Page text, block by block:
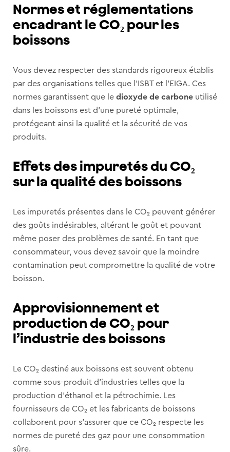
Normes et réglementations
encadrant le CO₂ pour les
boissons
Vous devez respecter des standards rigoureux établis
par des organisations telles que l’ISBT et l’EIGA. Ces
normes garantissent que le dioxyde de carboneutilisé
dans les boissons est d’une pureté optimale,
protégeant ainsi la qualité et la sécurité de vos
produits.
Effets des impuretés du CO₂
sur la qualité des boissons
Les impuretés présentes dans le CO₂ peuvent générer
des goûts indésirables, altérant le goût et pouvant
même poser des problèmes de santé. En tant que
consommateur, vous devez savoir que la moindre
contamination peut compromettre la qualité de votre
boisson.
Approvisionnement et
production de CO₂ pour
l’industrie des boissons
Le CO₂ destiné aux boissons est souvent obtenu
comme sous-produit d’industries telles que la
production d’éthanol et la pétrochimie. Les
fournisseurs de CO₂ et les fabricants de boissons
collaborent pour s’assurer que ce CO₂ respecte les
normes de pureté des gaz pour une consommation
sûre.